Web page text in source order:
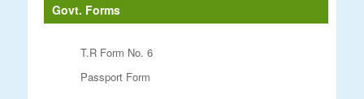
Govt. Forms
T.R Form No. 6
Passport Form